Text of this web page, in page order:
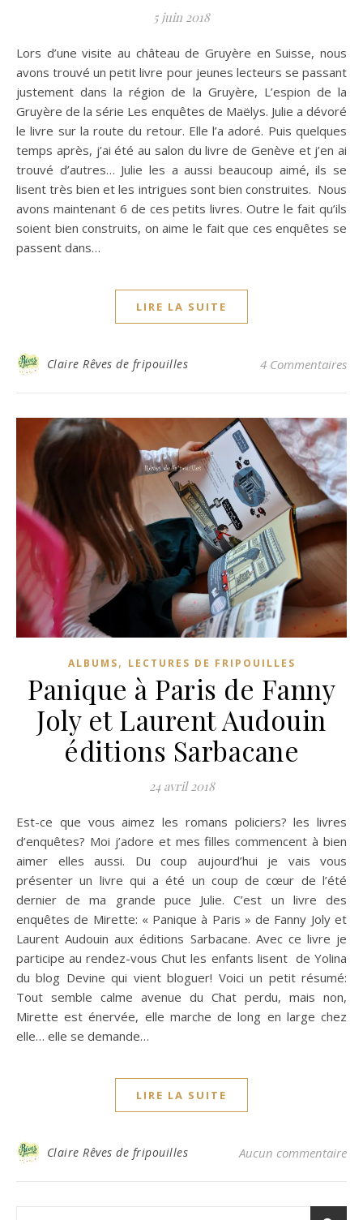
5 juin 2018
Lors d’une visite au château de Gruyère en Suisse, nous
avons trouvé un petit livre pour jeunes lecteurs se passant
justement dans la région de la Gruyère, L’espion de la
Gruyère de la série Les enquêtes de Maëlys. Julie a dévoré
le livre sur la route du retour. Elle l’a adoré. Puis quelques
temps après, j’ai été au salon du livre de Genève et j’en ai
trouvé d’autres… Julie les a aussi beaucoup aimé, ils se
lisent très bien et les intrigues sont bien construites. Nous
avons maintenant 6 de ces petits livres. Outre le fait qu’ils
soient bien construits, on aime le fait que ces enquêtes se
passent dans…
LIRE LA SUITE
Claire Rêves de fripouilles 4 Commentaires
ALBUMS, LECTURES DE FRIPOUILLES
Panique à Paris de Fanny
Joly et Laurent Audouin
éditions Sarbacane
24 avril 2018
Est-ce que vous aimez les romans policiers? les livres
d’enquêtes? Moi j’adore et mes filles commencent à bien
aimer elles aussi. Du coup aujourd’hui je vais vous
présenter un livre qui a été un coup de cœur de l’été
dernier de ma grande puce Julie. C’est un livre des
enquêtes de Mirette: « Panique à Paris » de Fanny Joly et
Laurent Audouin aux éditions Sarbacane. Avec ce livre je
participe au rendez-vous Chut les enfants lisent de Yolina
du blog Devine qui vient bloguer! Voici un petit résumé:
Tout semble calme avenue du Chat perdu, mais non,
Mirette est énervée, elle marche de long en large chez
elle… elle se demande…
LIRE LA SUITE
Claire Rêves de fripouilles Aucun commentaire